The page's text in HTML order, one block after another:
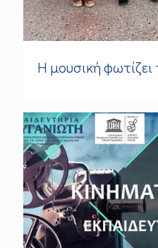
Η μουσική φωτίζει